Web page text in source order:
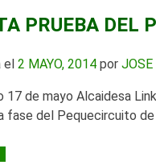
PRUEBA DEL
2 MAYO, 2014por JOSE
17 de mayo Alcaidesa
fase del Pequecircuito